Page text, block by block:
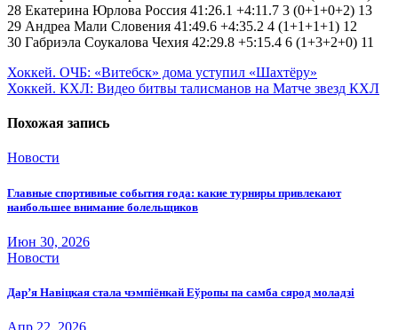
28 Екатерина Юрлова Россия 41:26.1 +4:11.7 3 (0+1+0+2) 13
29 Андреа Мали Словения 41:49.6 +4:35.2 4 (1+1+1+1) 12
30 Габриэла Соукалова Чехия 42:29.8 +5:15.4 6 (1+3+2+0) 11
Навигация
по
записям
Хоккей. ОЧБ: «Витебск» дома уступил «Шахтёру»
Хоккей. КХЛ: Видео битвы талисманов на Матче звезд КХЛ
Похожая запись
Новости
Главные спортивные события года: какие турниры привлекают
наибольшее внимание болельщиков
Июн 30, 2026
Новости
Дар’я Навіцкая стала чэмпіёнкай Еўропы па самба сярод моладзі
Апр 22, 2026